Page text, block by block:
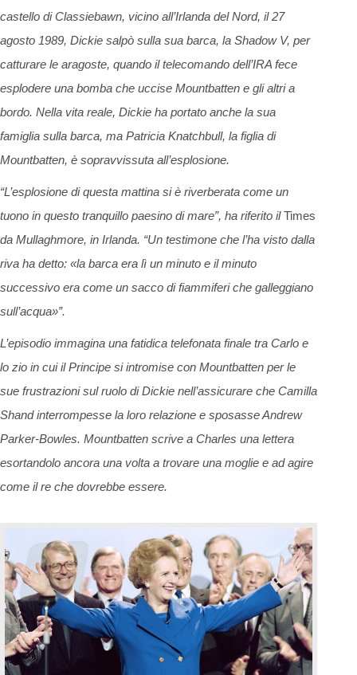
castello di Classiebawn, vicino all’Irlanda del Nord, il 27
agosto 1989, Dickie salpò sulla sua barca, la Shadow V, per
catturare le aragoste, quando il telecomando dell’IRA fece
esplodere una bomba che uccise Mountbatten e gli altri a
bordo. Nella vita reale, Dickie ha portato anche la sua
famiglia sulla barca, ma Patricia Knatchbull, la figlia di
Mountbatten, è sopravvissuta all’esplosione.
“L’esplosione di questa mattina si è riverberata come un
tuono in questo tranquillo paesino di mare”, ha riferito ilTimes
da Mullaghmore, in Irlanda. “Un testimone che l’ha visto dalla
riva ha detto: «la barca era lì un minuto e il minuto
successivo era come un sacco di fiammiferi che galleggiano
sull’acqua»”.
L’episodio immagina una fatidica telefonata finale tra Carlo e
lo zio in cui ilPrincipe siintromise con Mountbatten per le
sue frustrazioni sul ruolo di Dickie nell’assicurare che Camilla
Shandinterrompesse la loro relazione e sposasseAndrew
Parker-Bowles. Mountbatten scrive a Charles una lettera
esortandolo ancora una volta a trovare una moglie e ad agire
come il re che dovrebbe essere.